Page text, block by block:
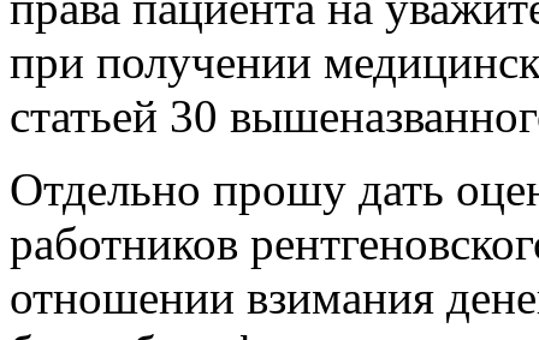
при получении
статьей 30
Отдельно прошу дать
работников
отношении взимания